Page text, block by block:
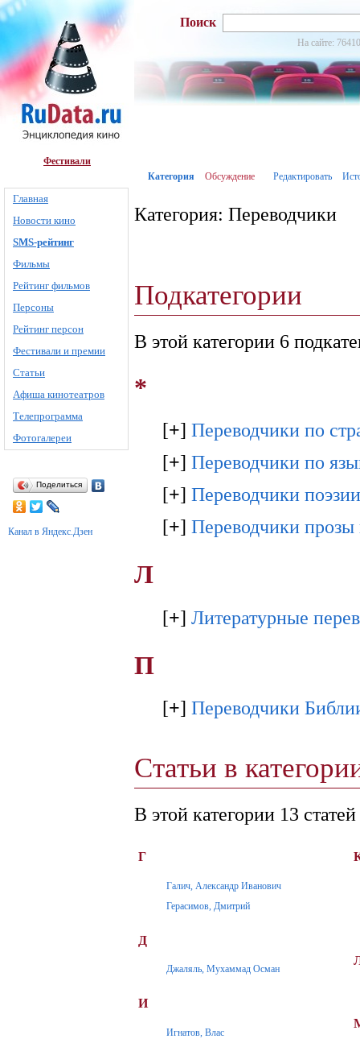
Фестивали
Главная
Новости кино
SMS-рейтинг
Фильмы
Рейтинг фильмов
Персоны
Рейтинг персон
Фестивали и премии
Статьи
Афиша кинотеатров
Телепрограмма
Фотогалереи
Поделиться
Канал в Яндекс.Дзен
Поиск
На сайте:
Категория Обсуждение Редактировать
Категория: Переводчики
Подкатегории
В этой категории 6
*
[+] Переводчики по
[+] Переводчики по
[+] Переводчики
[+] Переводчики
Л
[+] Литературные
П
[+] Переводчики
Статьи в
В этой категории 13 статей
Г
Галич, Александр Иванович
Герасимов, Дмитрий
Д
Джаляль, Мухаммад Осман
И
Игнатов, Влас